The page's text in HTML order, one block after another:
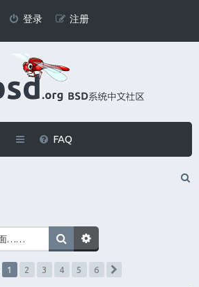
登录 注册
FAQ
1 2 3 4 5
6